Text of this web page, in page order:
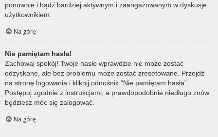
ponownie i bądź bardziej aktywnym i zaangażowanym w dyskusje
użytkownikiem.
Na górę
Nie pamiętam hasła!
Zachowaj spokój! Twoje hasło wprawdzie nie może zostać
odzyskane, ale bez problemu może zostać zresetowane. Przejdź
na stronę logowania i kliknij odnośnik “Nie pamiętam hasła”.
Postępuj zgodnie z instrukcjami, a prawdopodobnie niedługo znów
będziesz móc się zalogować.
Na górę